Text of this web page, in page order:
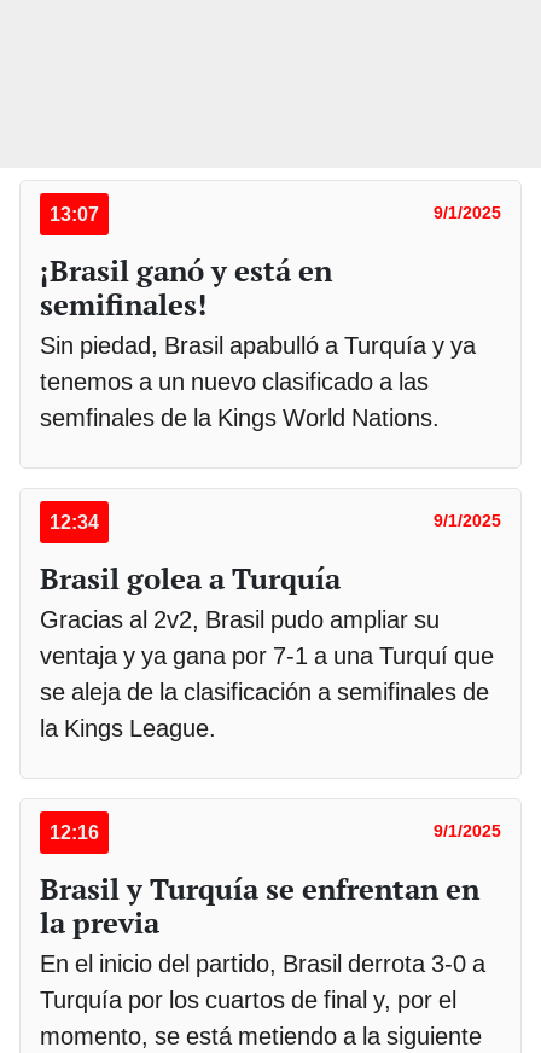
13:07 9/1/2025
¡Brasil ganó y está en
semifinales!
Sin piedad, Brasil apabulló a Turquía y ya
tenemos a un nuevo clasificado a las
semfinales de la Kings World Nations.
12:34 9/1/2025
Brasil golea a Turquía
Gracias al 2v2, Brasil pudo ampliar su
ventaja y ya gana por 7-1 a una Turquí que
se aleja de la clasificación a semifinales de
la Kings League.
12:16 9/1/2025
Brasil y Turquía se enfrentan en
la previa
En el inicio del partido, Brasil derrota 3-0 a
Turquía por los cuartos de final y, por el
momento, se está metiendo a la siguiente